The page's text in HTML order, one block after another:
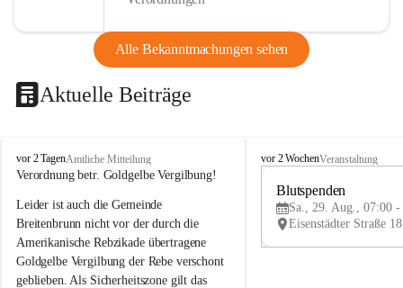
Alle Bekanntmachungen sehen
Aktuelle Beiträge
B
r
i
t
e
n
b
vor 2 TagenAmtliche Mitteilung
Verordnung betr. Goldgelbe Vergilbung!
Leider ist auch die Gemeinde
Breitenbrunn nicht vor der durch die
Amerikanische Rebzikade übertragene
Goldgelbe Vergilbung der Rebe verschont
geblieben. Als Sicherheitszone gilt das
B
e
vor 2 WochenVeranstaltung
Blutspenden
Sa., 29. Aug., 07:00 -